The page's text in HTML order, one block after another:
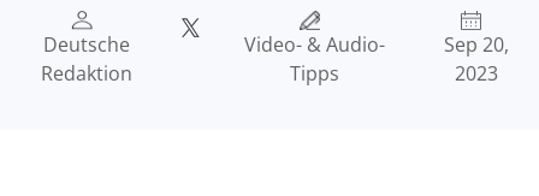
Deutsche
Redaktion
Video- & Audio-
Tipps
Sep 20,
2023